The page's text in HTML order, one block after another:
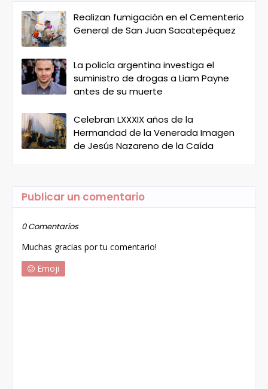
Realizan fumigación en el Cementerio
General de San Juan Sacatepéquez
La policía argentina investiga el
suministro de drogas a Liam Payne
antes de su muerte
Celebran LXXXIX años de la
Hermandad de la Venerada Imagen
de Jesús Nazareno de la Caída
Publicar un comentario
0 Comentarios
Muchas gracias por tu comentario!
Emoji